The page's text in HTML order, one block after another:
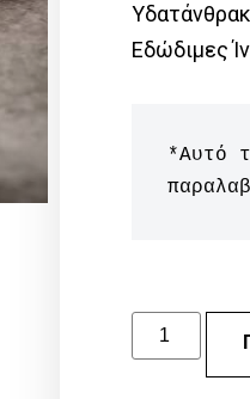
Εδώδιμες
*Αυτό